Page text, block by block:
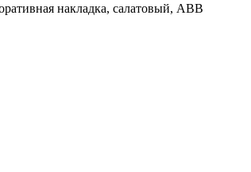
накладка, салатовый, ABB